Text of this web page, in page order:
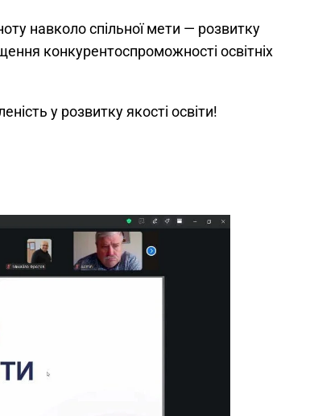
навколо спільної мети — розвитку
конкурентоспроможності освітніх
у розвитку якості освіти!